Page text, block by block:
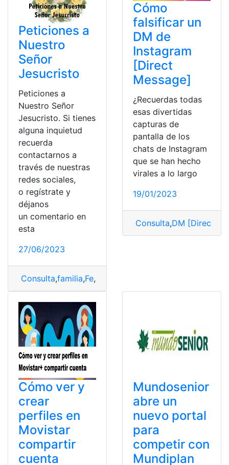
Peticiones a
Nuestro
Señor
Jesucristo
Peticiones a
Nuestro Señor
Jesucristo. Si tienes
alguna inquietud
recuerda
contactarnos a
través de nuestras
redes sociales,
o regístrate y
déjanos
un comentario en
esta
27/06/2023
Consulta,familia,Fe,Jesucristo
Cómo
falsificar un
DM de
Instagram
[Direct
Message]
¿Recuerdas todas
esas divertidas
capturas de
pantalla de los
chats de Instagram
que se han hecho
virales a lo largo
19/01/2023
Consulta,DM [Direct
Cómo ver y
crear
perfiles en
Movistar
compartir
cuenta
Mundosenior
abre un
nuevo portal
para
competir con
Mundiplan